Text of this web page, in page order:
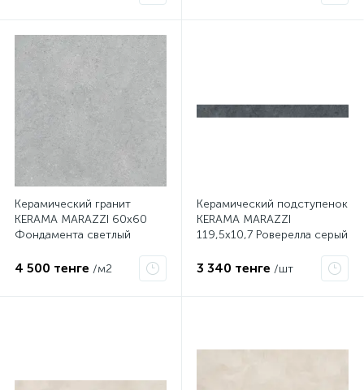
Керамический гранит
KERAMA MARAZZI 60х60
Фондамента светлый
4 500 тенге /м2
Керамический подступенок
KERAMA MARAZZI
119,5х10,7 Роверелла серый
3 340 тенге /шт